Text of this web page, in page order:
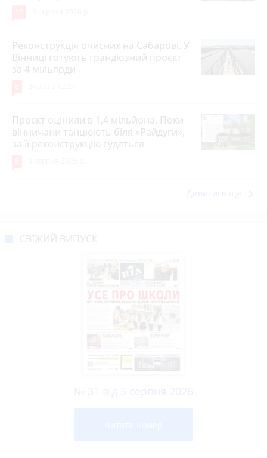
Реконструкція очисних на Сабарові. У
Вінниці готують грандіозний проєкт
за 4 мільярди
Проєкт оцінили в 1,4 мільйона. Поки
вінничани танцюють біля «Райдуги»,
за її реконструкцію судяться